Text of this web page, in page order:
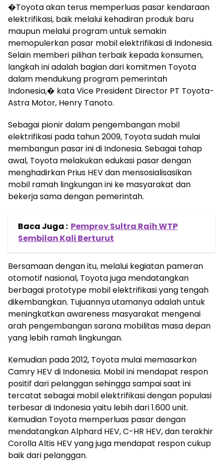
�Toyota akan terus memperluas pasar kendaraan
elektrifikasi, baik melalui kehadiran produk baru
maupun melalui program untuk semakin
memopulerkan pasar mobil elektrifikasi di Indonesia.
Selain memberi pilihan terbaik kepada konsumen,
langkah ini adalah bagian dari komitmen Toyota
dalam mendukung program pemerintah
Indonesia,� kata Vice President Director PT Toyota-
Astra Motor, Henry Tanoto.
Sebagai pionir dalam pengembangan mobil
elektrifikasi pada tahun 2009, Toyota sudah mulai
membangun pasar ini di Indonesia. Sebagai tahap
awal, Toyota melakukan edukasi pasar dengan
menghadirkan Prius HEV dan mensosialisasikan
mobil ramah lingkungan ini ke masyarakat dan
bekerja sama dengan pemerintah.
Baca Juga : Pemprov Sultra Raih WTP
Sembilan Kali Berturut
Bersamaan dengan itu, melalui kegiatan pameran
otomotif nasional, Toyota juga mendatangkan
berbagai prototype mobil elektrifikasi yang tengah
dikembangkan. Tujuannya utamanya adalah untuk
meningkatkan awareness masyarakat mengenai
arah pengembangan sarana mobilitas masa depan
yang lebih ramah lingkungan.
Kemudian pada 2012, Toyota mulai memasarkan
Camry HEV di Indonesia. Mobil ini mendapat respon
positif dari pelanggan sehingga sampai saat ini
tercatat sebagai mobil elektrifikasi dengan populasi
terbesar di Indonesia yaitu lebih dari 1.600 unit.
Kemudian Toyota memperluas pasar dengan
mendatangkan Alphard HEV, C-HR HEV, dan terakhir
Corolla Altis HEV yang juga mendapat respon cukup
baik dari pelanggan.